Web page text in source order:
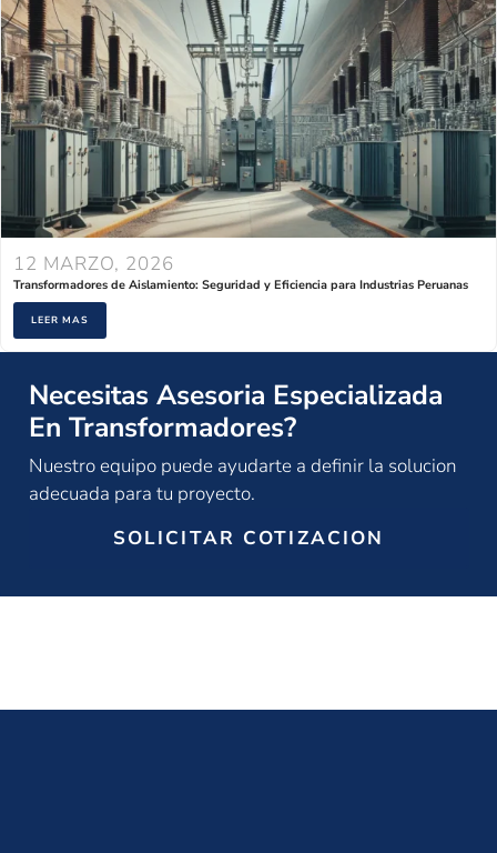
12 MARZO, 2026
Transformadores de Aislamiento: Seguridad y Eficiencia para Industrias Peruanas
LEER MAS
Necesitas Asesoria Especializada
En Transformadores?
Nuestro equipo puede ayudarte a definir la solucion
adecuada para tu proyecto.
SOLICITAR COTIZACION